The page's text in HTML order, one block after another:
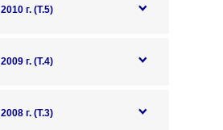
2010 г. (Т.5)
2009 г. (Т.4)
2008 г. (Т.3)